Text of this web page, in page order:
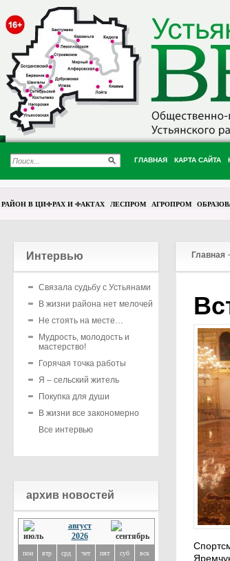
ГЛАВНАЯ КАРТА САЙТА
РАЙОН В ЦИФРАХ И ФАКТАХ ЛЕСПРОМ АГРОПРОМ
Интервью
Связала судьбу с Устьянами
В жизни района нет мелочей
Не стоять на месте…
Мудрость, молодость и
мастерство!
Горячая точка работы
Я – сельский житель
Покупка для души
В жизни все закономерно
Все интервью
архив новостей
август
2026
пон втр срд чет пят суб вск
Главная